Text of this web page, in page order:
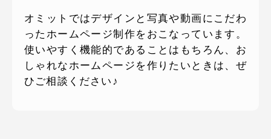
オミットではデザインと写真や動画にこだわ
ったホームページ制作をおこなっています。
使いやすく機能的であることはもちろん、お
しゃれなホームページを作りたいときは、ぜ
ひご相談ください♪